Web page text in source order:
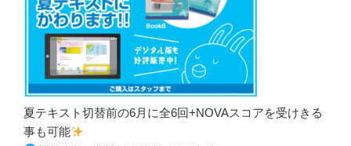
夏テキスト切替前の6月に全6回+NOVAスコアを受けきる
事も可能